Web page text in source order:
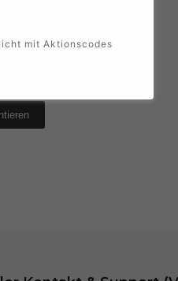
mit Aktionscodes